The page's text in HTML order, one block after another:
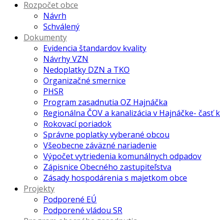
Rozpočet obce
Návrh
Schválený
Dokumenty
Evidencia štandardov kvality
Návrhy VZN
Nedoplatky DZN a TKO
Organizačné smernice
PHSR
Program zasadnutia OZ Hajnáčka
Regionálna ČOV a kanalizácia v Hajnáčke- časť
Rokovací poriadok
Správne poplatky vyberané obcou
Všeobecne záväzné nariadenie
Výpočet vytriedenia komunálnych odpadov
Zápisnice Obecného zastupiteľstva
Zásady hospodárenia s majetkom obce
Projekty
Podporené EÚ
Podporené vládou SR